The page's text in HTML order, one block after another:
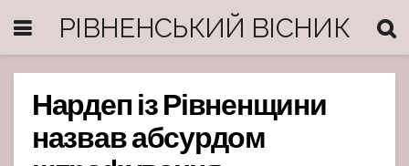
РІВНЕНСЬКИЙ ВІСНИК
Нардеп із Рівненщини
назвав абсурдом